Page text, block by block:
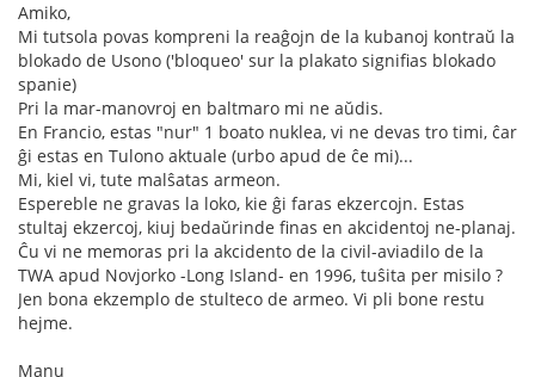
Amiko,
Mi tutsola povas kompreni la reaĝojn de la kubanoj kontraŭ la
blokado de Usono ('bloqueo' sur la plakato signifias blokado
spanie)
Pri la mar-manovroj en baltmaro mi ne aŭdis.
En Francio, estas "nur" 1 boato nuklea, vi ne devas tro timi, ĉar
ĝi estas en Tulono aktuale (urbo apud de ĉe mi)...
Mi, kiel vi, tute malŝatas armeon.
Espereble ne gravas la loko, kie ĝi faras ekzercojn. Estas
stultaj ekzercoj, kiuj bedaŭrinde finas en akcidentoj ne-planaj.
Ĉu vi ne memoras pri la akcidento de la civil-aviadilo de la
TWA apud Novjorko -Long Island- en 1996, tuŝita per misilo ?
Jen bona ekzemplo de stulteco de armeo. Vi pli bone restu
hejme.
Manu